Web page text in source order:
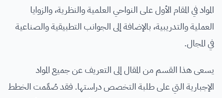
المواد في المقام الأول على النواحي العلمية والنظرية، والزوايا
العملية والتدريبية، بالإضافة إلى الجوانب التطبيقية والصناعية
في المجال.
يسعى هذا القسم من المقال إلى التعريف عن جميع المواد
الإجبارية التي على طلبة التخصص دراستها. فقد صُمِّمت الخطط